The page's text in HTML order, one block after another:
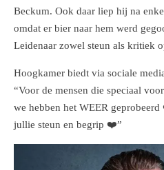
Beckum. Ook daar liep hij na
omdat er bier naar hem werd
Leidenaar zowel steun als kritiek
Hoogkamer biedt via sociale
“Voor de mensen die speciaal
we hebben het WEER
jullie steun en begrip ❤️”